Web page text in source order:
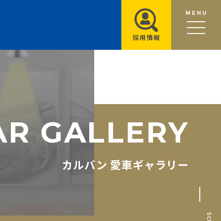
MENU
採用情報
R GALLERY
カルバン 愛車ギャラリー